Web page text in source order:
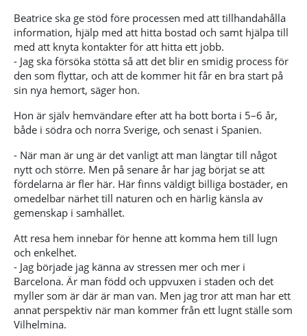
Beatrice ska ge stöd före processen med att tillhandahålla
information, hjälp med att hitta bostad och samt hjälpa till
med att knyta kontakter för att hitta ett jobb.
- Jag ska försöka stötta så att det blir en smidig process för
den som flyttar, och att de kommer hit får en bra start på
sin nya hemort, säger hon.
Hon är själv hemvändare efter att ha bott borta i 5–6 år,
både i södra och norra Sverige, och senast i Spanien.
- När man är ung är det vanligt att man längtar till något
nytt och större. Men på senare år har jag börjat se att
fördelarna är fler här. Här finns väldigt billiga bostäder, en
omedelbar närhet till naturen och en härlig känsla av
gemenskap i samhället.
Att resa hem innebar för henne att komma hem till lugn
och enkelhet.
- Jag började jag känna av stressen mer och mer i
Barcelona. Är man född och uppvuxen i staden och det
myller som är där är man van. Men jag tror att man har ett
annat perspektiv när man kommer från ett lugnt ställe som
Vilhelmina.